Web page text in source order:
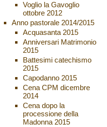
Voglio la Gavoglio
ottobre 2012
Anno pastorale 2014/2015
Acquasanta 2015
Anniversari Matrimonio
2015
Battesimi catechismo
2015
Capodanno 2015
Cena CPM dicembre
2014
Cena dopo la
processione della
Madonna 2015